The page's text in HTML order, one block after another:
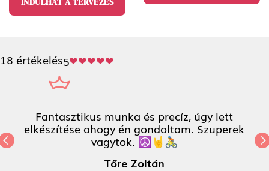
18 értékelés5
Fantasztikus munka és precíz, úgy lett
elkészítése ahogy én gondoltam. Szuperek
vagytok. ☮️🤘🚴
Tőre Zoltán
Previous